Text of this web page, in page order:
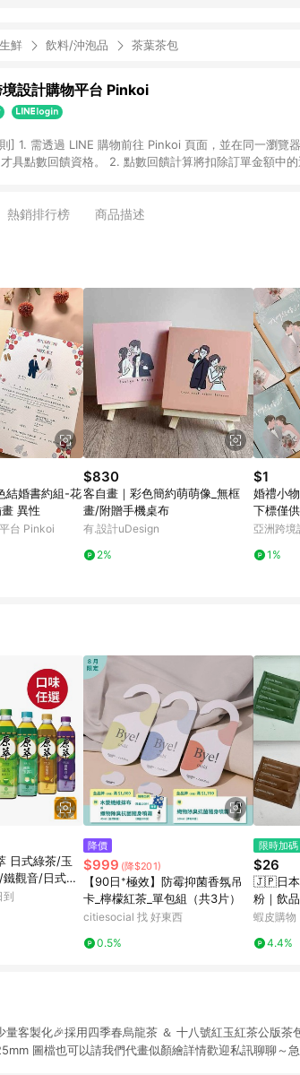
鮮 飲料/沖泡品 茶葉茶包
設計購物平台 Pinkoi
] 1. 需透過 LINE 購物前往 Pinkoi 頁面，並在同一瀏覽
具點數回饋資格。 2. 點數回饋計算將扣除訂單金額中
此限。 6. APP 請更新至Android v4.6.0 / iOS v4.1.5 以
紅包活動說明為準。 11. 若於 LINE 購物前往 Pinkoi 頁
熱銷排行榜 商品描述
結婚書約組-花
異性
台 Pinkoi
$830
客自畫｜彩色簡約萌萌像_無框
畫/附贈手機桌布
有.設計uDesign
2%
$1
婚禮小
下標僅
亞洲跨境
1%
日式綠茶/玉
觀音/日式焙
入組
到
降價
$999 (降$201)
【90日⁺極效】防霉抑菌香氛吊
卡_檸檬紅茶_單包組（共3片）
citiesocial 找 好東西
0.5%
限時加碼
$26
🇯🇵日本
粉｜飲
包 沖泡
蝦皮購物
4.4%
量客製化🎉採用四季春烏龍茶 ＆ 十八號紅玉紅茶公版
圖檔也可以請我們代畫似顏繪詳情歡迎私訊聊聊～